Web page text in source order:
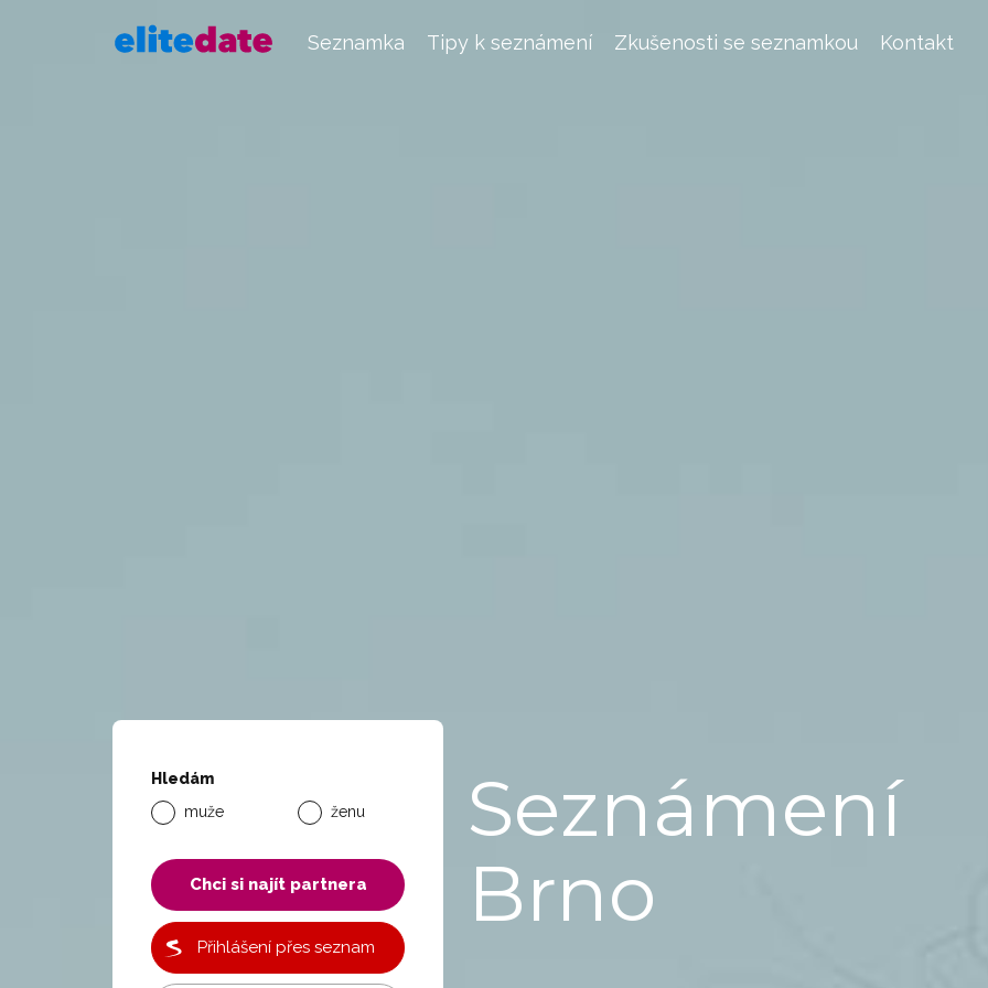
Seznamka Tipy k seznámení Zkušenosti se seznamkou Kontakt
Hledám
muže
ženu
Chci si najít partnera
Přihlášení přes seznam
Seznámení
Brno